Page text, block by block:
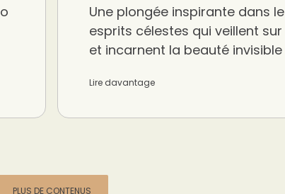
Une plongée inspirante dans
esprits célestes qui veillent
et incarnent la beauté invisible
Lire davantage
PLUS DE CONTENUS